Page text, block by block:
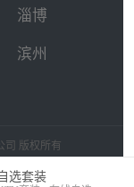
淄博
滨州
司 版权所有
选套装